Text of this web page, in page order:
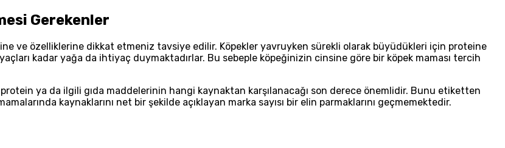
Gerekenler
ve özelliklerine dikkat etmeniz tavsiye edilir. Köpekler yavruyken sürekli olarak büyüdükleri için proteine
kadar yağa da ihtiyaç duymaktadırlar. Bu sebeple köpeğinizin cinsine göre bir köpek maması tercih
ya da ilgili gıda maddelerinin hangi kaynaktan karşılanacağı son derece önemlidir. Bunu etiketten
kaynaklarını net bir şekilde açıklayan marka sayısı bir elin parmaklarını geçmemektedir.